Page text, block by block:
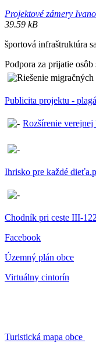
Projektové zámery
39.59 kB
športová infraštruktúra
Podpora za prijatie
Publicita projektu -
Rozšírenie verejnej
Ihrisko pre každé
Chodník pri ceste III-
Facebook
Územný plán obce
Virtuálny cintorín
Turistická mapa obce